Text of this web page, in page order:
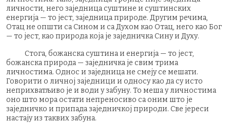
личности, него заједница суштине и суштинских
енергија — то јест, заједница природе. Другим речима,
Отац не општи са Сином и са Духом као Отац, него као Бог
— то јест, као природа која је заједничка Сину и Духу.
Стога, божанска суштина и енергија — то јест,
божанска природа — заједничка је свим трима
личностима. Однос и заједница не смеју се мешати.
Говорити о личној заједници и односу као да су исто
неприхватљиво је и води у забуну. То меша у личностима
оно што мора остати непреносиво са оним што је
заједничко и припада заједничкој природи. Све јереси
настају из таквих забуна.